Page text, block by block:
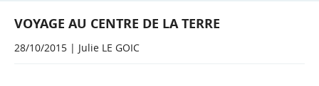
VOYAGE AU CENTRE DE LA TERRE
28/10/2015 | Julie LE GOIC